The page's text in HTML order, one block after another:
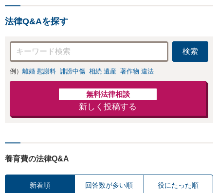
弟、親戚とのトラブル
沢駅30秒】
法律Q&Aを探す
検索
例） 離婚 慰謝料 誹謗中傷 相続 遺産 著作物 違法
無料法律相談
新しく投稿する
養育費の法律Q&A
新着順 回答数が多い順 役にたった順